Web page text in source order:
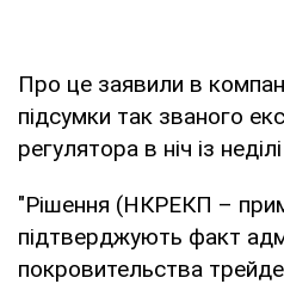
Про це заявили в
підсумки так званого
регулятора в ніч із
"Рішення (НКРЕКП –
підтверджують факт
покровительства